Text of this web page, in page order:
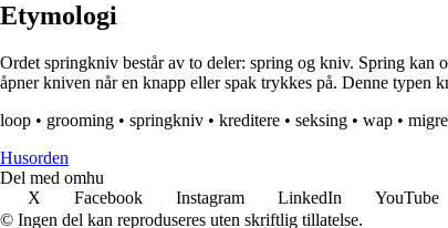
Etymologi
Ordet springkniv består av to deler: spring og kniv. Spring kan
åpner kniven når en knapp eller spak trykkes på. Denne typen
loop • grooming • springkniv • kreditere • seksing • wap •
Husorden
Del med omhu
X
Facebook Instagram LinkedIn YouTube
© Ingen del kan reproduseres uten skriftlig tillatelse.